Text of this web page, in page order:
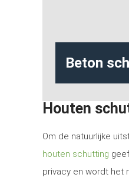
Beton
Houten
Om de natuurlijke
houten schutting
privacy en wordt het